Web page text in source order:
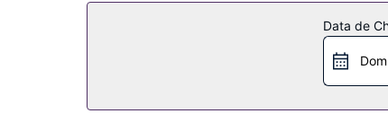
grátis e de uma área para piqueniques.
As principais comodidades incluem um
Data de